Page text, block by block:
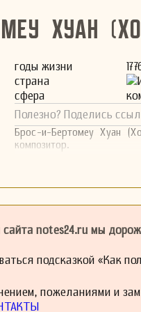
Хуан
годы жизни
страна
сфера
Полезно? Поделись
Брос-и-Бертомеу Хуан
композитор.
сайта notes24.ru мы
подсказкой «Как
пожеланиями и